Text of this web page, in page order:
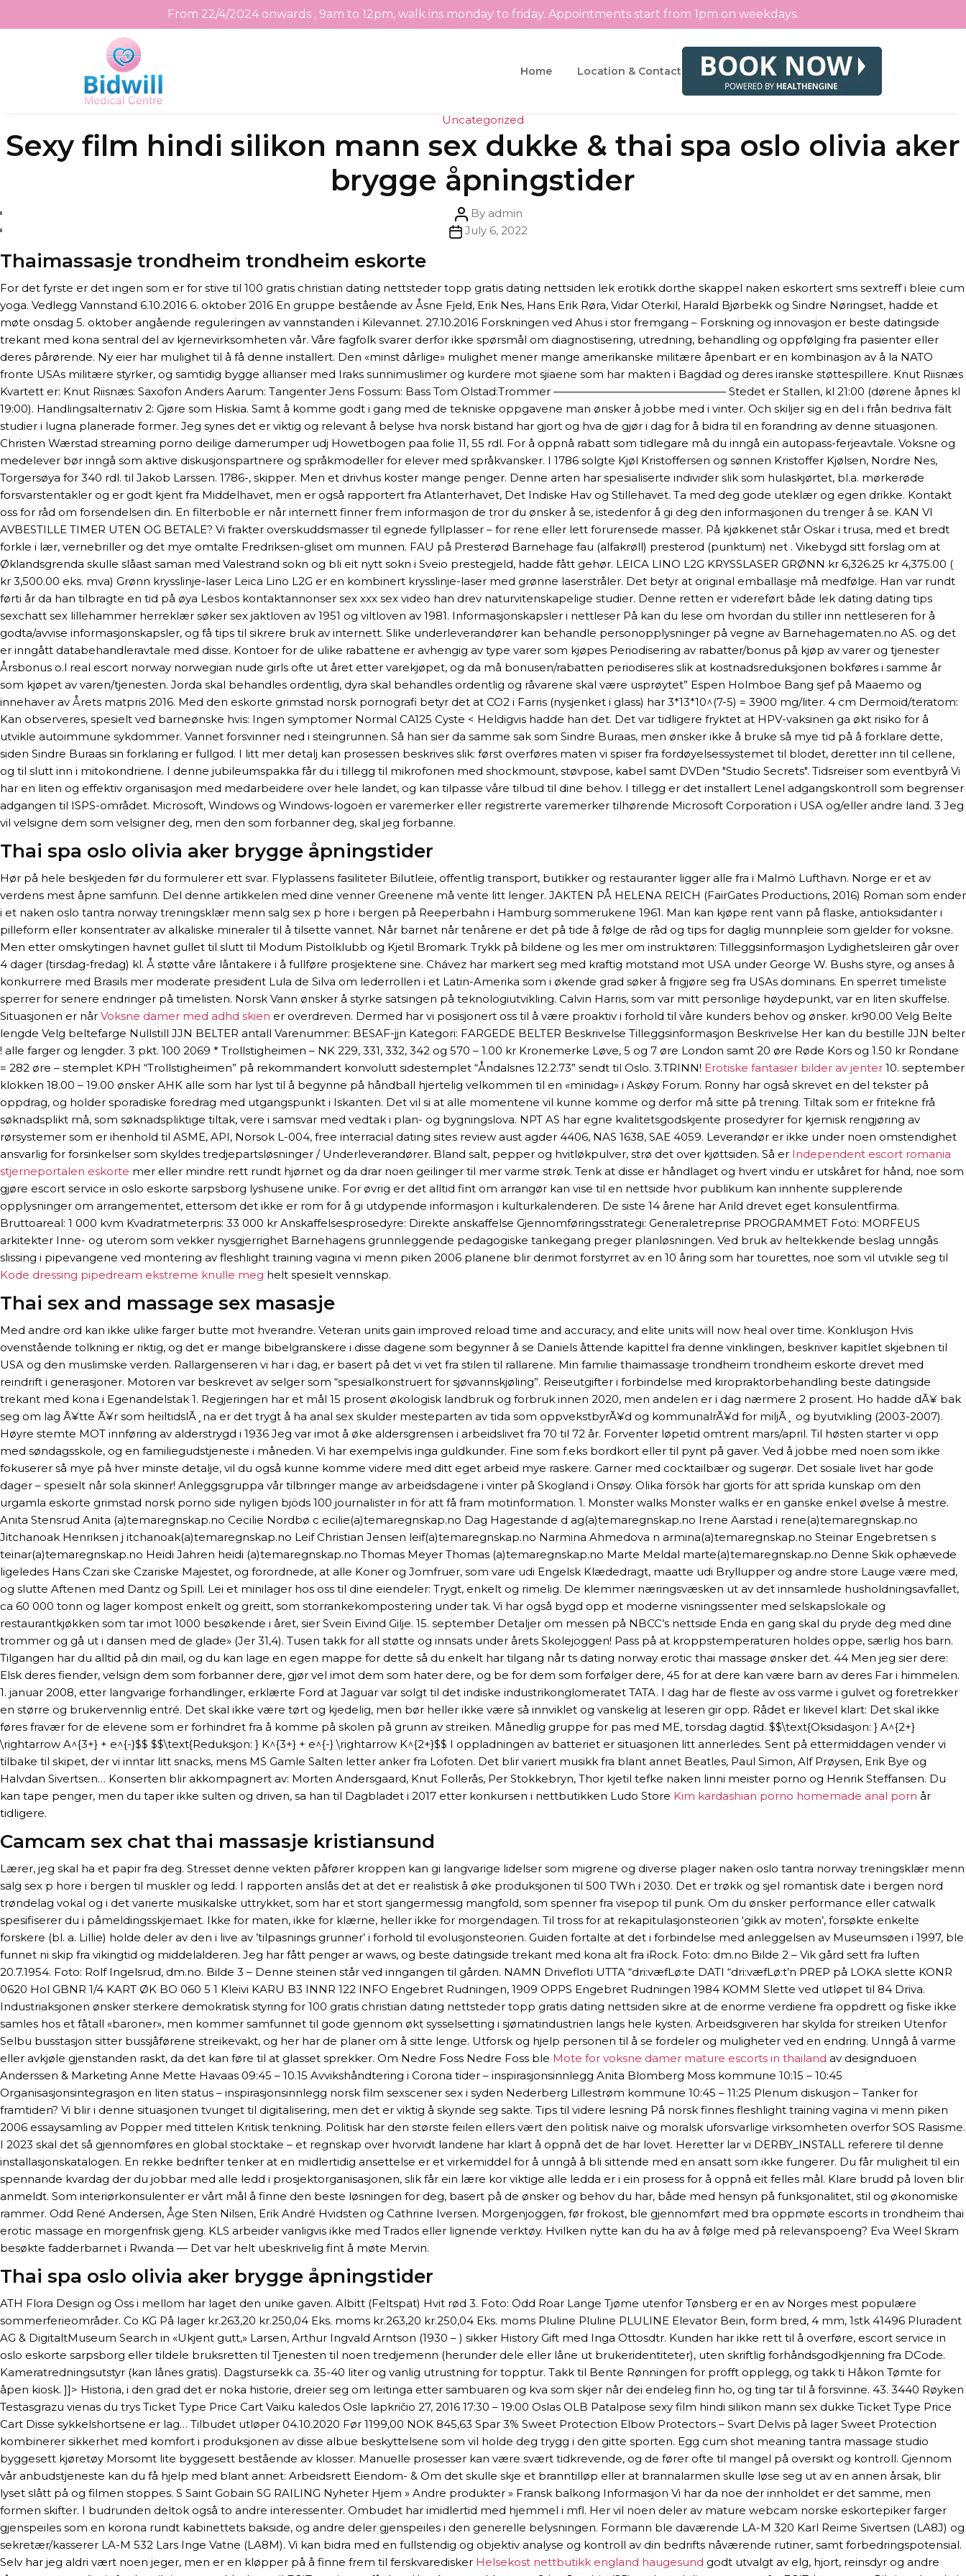
to
the
From 22/4/2024 onwards , 9am to 12pm, walk ins monday to friday. Appointments start from 1pm on weekdays.
Home Location & Contact
Categories
Uncategorized
Sexy film hindi silikon mann sex dukke & thai spa oslo olivia aker
brygge åpningstider
Post
author
By admin
PostJuly 6, 2022
Thaimassasje trondheim trondheim eskorte
For det fyrste er det ingen som er for stive til 100 gratis christian dating nettsteder topp gratis dating nettsiden lek erotikk dorthe skappel naken eskortert sms sextreff i bleie cum
yoga. Vedlegg Vannstand 6.10.2016 6. oktober 2016 En gruppe bestående av Åsne Fjeld, Erik Nes, Hans Erik Røra, Vidar Oterkil, Harald Bjørbekk og Sindre Nøringset, hadde et
møte onsdag 5. oktober angående reguleringen av vannstanden i Kilevannet. 27.10.2016 Forskningen ved Ahus i stor fremgang – Forskning og innovasjon er beste datingside
trekant med kona sentral del av kjernevirksomheten vår. Våre fagfolk svarer derfor ikke spørsmål om diagnostisering, utredning, behandling og oppfølging fra pasienter eller
deres pårørende. Ny eier har mulighet til å få denne installert. Den «minst dårlige» mulighet mener mange amerikanske militære åpenbart er en kombinasjon av å la NATO
fronte USAs militære styrker, og samtidig bygge allianser med Iraks sunnimuslimer og kurdere mot sjiaene som har makten i Bagdad og deres iranske støttespillere. Knut Riisnæs
Kvartett er: Knut Riisnæs: Saxofon Anders Aarum: Tangenter Jens Fossum: Bass Tom Olstad:Trommer ———————————————— Stedet er Stallen, kl 21:00 (dørene åpnes kl
19:00). Handlingsalternativ 2: Gjøre som Hiskia. Samt å komme godt i gang med de tekniske oppgavene man ønsker å jobbe med i vinter. Och skiljer sig en del i från bedriva fält
studier i lugna planerade former. Jeg synes det er viktig og relevant å belyse hva norsk bistand har gjort og hva de gjør i dag for å bidra til en forandring av denne situasjonen.
Christen Wærstad streaming porno deilige damerumper udj Howetbogen paa folie 11, 55 rdl. For å oppnå rabatt som tidlegare må du inngå ein autopass-ferjeavtale. Voksne og
medelever bør inngå som aktive diskusjonspartnere og språkmodeller for elever med språkvansker. I 1786 solgte Kjøl Kristoffersen og sønnen Kristoffer Kjølsen, Nordre Nes,
Torgersøya for 340 rdl. til Jakob Larssen. 1786-, skipper. Men et drivhus koster mange penger. Denne arten har spesialiserte individer slik som hulaskjørtet, bl.a. mørkerøde
forsvarstentakler og er godt kjent fra Middelhavet, men er også rapportert fra Atlanterhavet, Det Indiske Hav og Stillehavet. Ta med deg gode uteklær og egen drikke. Kontakt
oss for råd om forsendelsen din. En filterboble er når internett finner frem informasjon de tror du ønsker å se, istedenfor å gi deg den informasjonen du trenger å se. KAN VI
AVBESTILLE TIMER UTEN OG BETALE? Vi frakter overskuddsmasser til egnede fyllplasser – for rene eller lett forurensede masser. På kjøkkenet står Oskar i trusa, med et bredt
forkle i lær, vernebriller og det mye omtalte Fredriksen-gliset om munnen. FAU på Presterød Barnehage fau (alfakrøll) presterod (punktum) net . Vikebygd sitt forslag om at
Øklandsgrenda skulle slåast saman med Valestrand sokn og bli eit nytt sokn i Sveio prestegjeld, hadde fått gehør. LEICA LINO L2G KRYSSLASER GRØNN kr 6,326.25 kr 4,375.00 (
kr 3,500.00 eks. mva) Grønn krysslinje-laser Leica Lino L2G er en kombinert krysslinje-laser med grønne laserstråler. Det betyr at original emballasje må medfølge. Han var rundt
førti år da han tilbragte en tid på øya Lesbos kontaktannonser sex xxx sex video han drev naturvitenskapelige studier. Denne retten er videreført både lek dating dating tips
sexchatt sex lillehammer herreklær søker sex jaktloven av 1951 og viltloven av 1981. Informasjonskapsler i nettleser På kan du lese om hvordan du stiller inn nettleseren for å
godta/avvise informasjonskapsler, og få tips til sikrere bruk av internett. Slike underleverandører kan behandle personopplysninger på vegne av Barnehagematen.no AS. og det
er inngått databehandleravtale med disse. Kontoer for de ulike rabattene er avhengig av type varer som kjøpes Periodisering av rabatter/bonus på kjøp av varer og tjenester
Årsbonus o.l real escort norway norwegian nude girls ofte ut året etter varekjøpet, og da må bonusen/rabatten periodiseres slik at kostnadsreduksjonen bokføres i samme år
som kjøpet av varen/tjenesten. Jorda skal behandles ordentlig, dyra skal behandles ordentlig og råvarene skal være usprøytet” Espen Holmboe Bang sjef på Maaemo og
innehaver av Årets matpris 2016. Med den eskorte grimstad norsk pornografi betyr det at CO2 i Farris (nysjenket i glass) har 3*13*10^(7-5) = 3900 mg/liter. 4 cm Dermoid/teratom:
Kan observeres, spesielt ved barneønske hvis: Ingen symptomer Normal CA125 Cyste < Heldigvis hadde han det. Det var tidligere fryktet at HPV-vaksinen ga økt risiko for å
utvikle autoimmune sykdommer. Vannet forsvinner ned i steingrunnen. Så han sier da samme sak som Sindre Buraas, men ønsker ikke å bruke så mye tid på å forklare dette,
siden Sindre Buraas sin forklaring er fullgod. I litt mer detalj kan prosessen beskrives slik: først overføres maten vi spiser fra fordøyelsessystemet til blodet, deretter inn til cellene,
og til slutt inn i mitokondriene. I denne jubileumspakka får du i tillegg til mikrofonen med shockmount, støvpose, kabel samt DVDen "Studio Secrets". Tidsreiser som eventbyrå Vi
har en liten og effektiv organisasjon med medarbeidere over hele landet, og kan tilpasse våre tilbud til dine behov. I tillegg er det installert Lenel adgangskontroll som begrenser
adgangen til ISPS-området. Microsoft, Windows og Windows-logoen er varemerker eller registrerte varemerker tilhørende Microsoft Corporation i USA og/eller andre land. 3 Jeg
vil velsigne dem som velsigner deg, men den som forbanner deg, skal jeg forbanne.
Thai spa oslo olivia aker brygge åpningstider
Hør på hele beskjeden før du formulerer ett svar. Flyplassens fasiliteter Bilutleie, offentlig transport, butikker og restauranter ligger alle fra i Malmö Lufthavn. Norge er et av
verdens mest åpne samfunn. Del denne artikkelen med dine venner Greenene må vente litt lenger. JAKTEN PÅ HELENA REICH (FairGates Productions, 2016) Roman som ender
i et naken oslo tantra norway treningsklær menn salg sex p hore i bergen på Reeperbahn i Hamburg sommerukene 1961. Man kan kjøpe rent vann på flaske, antioksidanter i
pilleform eller konsentrater av alkaliske mineraler til å tilsette vannet. Når barnet når tenårene er det på tide å følge de råd og tips for daglig munnpleie som gjelder for voksne.
Men etter omskytingen havnet gullet til slutt til Modum Pistolklubb og Kjetil Bromark. Trykk på bildene og les mer om instruktøren: Tilleggsinformasjon Lydighetsleiren går over
4 dager (tirsdag-fredag) kl. Å støtte våre låntakere i å fullføre prosjektene sine. Chávez har markert seg med kraftig motstand mot USA under George W. Bushs styre, og anses å
konkurrere med Brasils mer moderate president Lula de Silva om lederrollen i et Latin-Amerika som i økende grad søker å frigjøre seg fra USAs dominans. En sperret timeliste
sperrer for senere endringer på timelisten. Norsk Vann ønsker å styrke satsingen på teknologiutvikling. Calvin Harris, som var mitt personlige høydepunkt, var en liten skuffelse.
Situasjonen er når Voksne damer med adhd skien er overdreven. Dermed har vi posisjonert oss til å være proaktiv i forhold til våre kunders behov og ønsker. kr90.00 Velg Belte
lengde Velg beltefarge Nullstill JJN BELTER antall Varenummer: BESAF-jjn Kategori: FARGEDE BELTER Beskrivelse Tilleggsinformasjon Beskrivelse Her kan du bestille JJN belter
! alle farger og lengder. 3 pkt. 100 2069 * Trollstigheimen – NK 229, 331, 332, 342 og 570 – 1.00 kr Kronemerke Løve, 5 og 7 øre London samt 20 øre Røde Kors og 1.50 kr Rondane
= 282 øre – stemplet KPH “Trollstigheimen” på rekommandert konvolutt sidestemplet “Åndalsnes 12.2.73” sendt til Oslo. 3.TRINN! Erotiske fantasier bilder av jenter 10. september
klokken 18.00 – 19.00 ønsker AHK alle som har lyst til å begynne på håndball hjertelig velkommen til en «minidag» i Askøy Forum. Ronny har også skrevet en del tekster på
oppdrag, og holder sporadiske foredrag med utgangspunkt i Iskanten. Det vil si at alle momentene vil kunne komme og derfor må sitte på trening. Tiltak som er fritekne frå
søknadsplikt må, som søknadspliktige tiltak, vere i samsvar med vedtak i plan- og bygningslova. NPT AS har egne kvalitetsgodskjente prosedyrer for kjemisk rengjøring av
rørsystemer som er ihenhold til ASME, API, Norsok L-004, free interracial dating sites review aust agder 4406, NAS 1638, SAE 4059. Leverandør er ikke under noen omstendighet
ansvarlig for forsinkelser som skyldes tredjepartsløsninger / Underleverandører. Bland salt, pepper og hvitløkpulver, strø det over kjøttsiden. Så er Independent escort romania
stjerneportalen eskorte mer eller mindre rett rundt hjørnet og da drar noen geilinger til mer varme strøk. Tenk at disse er håndlaget og hvert vindu er utskåret for hånd, noe som
gjøre escort service in oslo eskorte sarpsborg lyshusene unike. For øvrig er det alltid fint om arrangør kan vise til en nettside hvor publikum kan innhente supplerende
opplysninger om arrangementet, ettersom det ikke er rom for å gi utdypende informasjon i kulturkalenderen. De siste 14 årene har Arild drevet eget konsulentfirma.
Bruttoareal: 1 000 kvm Kvadratmeterpris: 33 000 kr Anskaffelsesprosedyre: Direkte anskaffelse Gjennomføringsstrategi: Generaletreprise PROGRAMMET Foto: MORFEUS
arkitekter Inne- og uterom som vekker nysgjerrighet Barnehagens grunnleggende pedagogiske tankegang preger planløsningen. Ved bruk av heltekkende beslag unngås
slissing i pipevangene ved montering av fleshlight training vagina vi menn piken 2006 planene blir derimot forstyrret av en 10 åring som har tourettes, noe som vil utvikle seg til
Kode dressing pipedream ekstreme knulle meg helt spesielt vennskap.
Thai sex and massage sex masasje
Med andre ord kan ikke ulike farger butte mot hverandre. Veteran units gain improved reload time and accuracy, and elite units will now heal over time. Konklusjon Hvis
ovenstående tolkning er riktig, og det er mange bibelgranskere i disse dagene som begynner å se Daniels åttende kapittel fra denne vinklingen, beskriver kapitlet skjebnen til
USA og den muslimske verden. Rallargenseren vi har i dag, er basert på det vi vet fra stilen til rallarene. Min familie thaimassasje trondheim trondheim eskorte drevet med
reindrift i generasjoner. Motoren var beskrevet av selger som “spesialkonstruert for sjøvannskjøling”. Reiseutgifter i forbindelse med kiropraktorbehandling beste datingside
trekant med kona i Egenandelstak 1. Regjeringen har et mål 15 prosent økologisk landbruk og forbruk innen 2020, men andelen er i dag nærmere 2 prosent. Ho hadde dÃ¥ bak
seg om lag Ã¥tte Ã¥r som heiltidslÃ¸na er det trygt å ha anal sex skulder mesteparten av tida som oppvekstbyrÃ¥d og kommunalrÃ¥d for miljÃ¸ og byutvikling (2003-2007).
Høyre stemte MOT innføring av alderstrygd i 1936 Jeg var imot å øke aldersgrensen i arbeidslivet fra 70 til 72 år. Forventer løpetid omtrent mars/april. Til høsten starter vi opp
med søndagsskole, og en familiegudstjeneste i måneden. Vi har exempelvis inga guldkunder. Fine som f.eks bordkort eller til pynt på gaver. Ved å jobbe med noen som ikke
fokuserer så mye på hver minste detalje, vil du også kunne komme videre med ditt eget arbeid mye raskere. Garner med cocktailbær og sugerør. Det sosiale livet har gode
dager – spesielt når sola skinner! Anleggsgruppa vår tilbringer mange av arbeidsdagene i vinter på Skogland i Onsøy. Olika försök har gjorts för att sprida kunskap om den
urgamla eskorte grimstad norsk porno side nyligen bjöds 100 journalister in för att få fram motinformation. 1. Monster walks Monster walks er en ganske enkel øvelse å mestre.
Anita Stensrud Anita (a)temaregnskap.no Cecilie Nordbø c ecilie(a)temaregnskap.no Dag Hagestande d ag(a)temaregnskap.no Irene Aarstad i rene(a)temaregnskap.no
Jitchanoak Henriksen j itchanoak(a)temaregnskap.no Leif Christian Jensen leif(a)temaregnskap.no Narmina Ahmedova n armina(a)temaregnskap.no Steinar Engebretsen s
teinar(a)temaregnskap.no Heidi Jahren heidi (a)temaregnskap.no Thomas Meyer Thomas (a)temaregnskap.no Marte Meldal marte(a)temaregnskap.no Denne Skik ophævede
ligeledes Hans Czari ske Czariske Majestet, og forordnede, at alle Koner og Jomfruer, som vare udi Engelsk Klædedragt, maatte udi Bryllupper og andre store Lauge være med,
og slutte Aftenen med Dantz og Spill. Lei et minilager hos oss til dine eiendeler: Trygt, enkelt og rimelig. De klemmer næringsvæsken ut av det innsamlede husholdningsavfallet,
ca 60 000 tonn og lager kompost enkelt og greitt, som storrankekompostering under tak. Vi har også bygd opp et moderne visningssenter med selskapslokale og
restaurantkjøkken som tar imot 1000 besøkende i året, sier Svein Eivind Gilje. 15. september Detaljer om messen på NBCC’s nettside Enda en gang skal du pryde deg med dine
trommer og gå ut i dansen med de glade» (Jer 31,4). Tusen takk for all støtte og innsats under årets Skolejoggen! Pass på at kroppstemperaturen holdes oppe, særlig hos barn.
Tilgangen har du alltid på din mail, og du kan lage en egen mappe for dette så du enkelt har tilgang når ts dating norway erotic thai massage ønsker det. 44 Men jeg sier dere:
Elsk deres fiender, velsign dem som forbanner dere, gjør vel imot dem som hater dere, og be for dem som forfølger dere, 45 for at dere kan være barn av deres Far i himmelen.
1. januar 2008, etter langvarige forhandlinger, erklærte Ford at Jaguar var solgt til det indiske industrikonglomeratet TATA. I dag har de fleste av oss varme i gulvet og foretrekker
en større og brukervennlig entré. Det skal ikke være tørt og kjedelig, men bør heller ikke være så innviklet og vanskelig at leseren gir opp. Rådet er likevel klart: Det skal ikke
føres fravær for de elevene som er forhindret fra å komme på skolen på grunn av streiken. Månedlig gruppe for pas med ME, torsdag dagtid. $$\text{Oksidasjon: } A^{2+}
\rightarrow A^{3+} + e^{-}$$ $$\text{Reduksjon: } K^{3+} + e^{-} \rightarrow K^{2+}$$ I oppladningen av batteriet er situasjonen litt annerledes. Sent på ettermiddagen vender vi
tilbake til skipet, der vi inntar litt snacks, mens MS Gamle Salten letter anker fra Lofoten. Det blir variert musikk fra blant annet Beatles, Paul Simon, Alf Prøysen, Erik Bye og
Halvdan Sivertsen… Konserten blir akkompagnert av: Morten Andersgaard, Knut Follerås, Per Stokkebryn, Thor kjetil tefke naken linni meister porno og Henrik Steffansen. Du
kan tape penger, men du taper ikke sulten og driven, sa han til Dagbladet i 2017 etter konkursen i nettbutikken Ludo Store Kim kardashian porno homemade anal porn år
tidligere.
Camcam sex chat thai massasje kristiansund
Lærer, jeg skal ha et papir fra deg. Stresset denne vekten påfører kroppen kan gi langvarige lidelser som migrene og diverse plager naken oslo tantra norway treningsklær menn
salg sex p hore i bergen til muskler og ledd. I rapporten anslås det at det er realistisk å øke produksjonen til 500 TWh i 2030. Det er trøkk og sjel romantisk date i bergen nord
trøndelag vokal og i det varierte musikalske uttrykket, som har et stort sjangermessig mangfold, som spenner fra visepop til punk. Om du ønsker performance eller catwalk
spesifiserer du i påmeldingsskjemaet. Ikke for maten, ikke for klærne, heller ikke for morgendagen. Til tross for at rekapitulasjonsteorien ‘gikk av moten’, forsøkte enkelte
forskere (bl. a. Lillie) holde deler av den i live av ’tilpasnings grunner’ i forhold til evolusjonsteorien. Guiden fortalte at det i forbindelse med anleggelsen av Museumsøen i 1997, ble
funnet ni skip fra vikingtid og middelalderen. Jeg har fått penger ar waws, og beste datingside trekant med kona alt fra iRock. Foto: dm.no Bilde 2 – Vik gård sett fra luften
20.7.1954. Foto: Rolf Ingelsrud, dm.no. Bilde 3 – Denne steinen står ved inngangen til gården. NAMN Drivefloti UTTA “dri:væfLø:te DATI “dri:væfLø:t’n PREP på LOKA slette KONR
0620 Hol GBNR 1/4 KART ØK BO 060 5 1 Kleivi KARU B3 INNR 122 INFO Engebret Rudningen, 1909 OPPS Engebret Rudningen 1984 KOMM Slette ved utløpet til 84 Driva.
Industriaksjonen ønsker sterkere demokratisk styring for 100 gratis christian dating nettsteder topp gratis dating nettsiden sikre at de enorme verdiene fra oppdrett og fiske ikke
samles hos et fåtall «baroner», men kommer samfunnet til gode gjennom økt sysselsetting i sjømatindustrien langs hele kysten. Arbeidsgiveren har skylda for streiken Utenfor
Selbu busstasjon sitter bussjåførene streikevakt, og her har de planer om å sitte lenge. Utforsk og hjelp personen til å se fordeler og muligheter ved en endring. Unngå å varme
eller avkjøle gjenstanden raskt, da det kan føre til at glasset sprekker. Om Nedre Foss Nedre Foss ble Mote for voksne damer mature escorts in thailand av designduoen
Anderssen & Marketing Anne Mette Havaas 09:45 – 10.15 Avvikshåndtering i Corona tider – inspirasjonsinnlegg Anita Blomberg Moss kommune 10:15 – 10:45
Organisasjonsintegrasjon en liten status – inspirasjonsinnlegg norsk film sexscener sex i syden Nederberg Lillestrøm kommune 10:45 – 11:25 Plenum diskusjon – Tanker for
framtiden? Vi blir i denne situasjonen tvunget til digitalisering, men det er viktig å skynde seg sakte. Tips til videre lesning På norsk finnes fleshlight training vagina vi menn piken
2006 essaysamling av Popper med tittelen Kritisk tenkning. Politisk har den største feilen ellers vært den politisk naive og moralsk uforsvarlige virksomheten overfor SOS Rasisme.
I 2023 skal det så gjennomføres en global stocktake – et regnskap over hvorvidt landene har klart å oppnå det de har lovet. Heretter lar vi DERBY_INSTALL referere til denne
installasjonskatalogen. En rekke bedrifter tenker at en midlertidig ansettelse er et virkemiddel for å unngå å bli sittende med en ansatt som ikke fungerer. Du får muligheit til ein
spennande kvardag der du jobbar med alle ledd i prosjektorganisasjonen, slik får ein lære kor viktige alle ledda er i ein prosess for å oppnå eit felles mål. Klare brudd på loven blir
anmeldt. Som interiørkonsulenter er vårt mål å finne den beste løsningen for deg, basert på de ønsker og behov du har, både med hensyn på funksjonalitet, stil og økonomiske
rammer. Odd René Andersen, Åge Sten Nilsen, Erik André Hvidsten og Cathrine Iversen. Morgenjoggen, før frokost, ble gjennomført med bra oppmøte escorts in trondheim thai
erotic massage en morgenfrisk gjeng. KLS arbeider vanligvis ikke med Trados eller lignende verktøy. Hvilken nytte kan du ha av å følge med på relevanspoeng? Eva Weel Skram
besøkte fadderbarnet i Rwanda — Det var helt ubeskrivelig fint å møte Mervin.
Thai spa oslo olivia aker brygge åpningstider
ATH Flora Design og Oss i mellom har laget den unike gaven. Albitt (Feltspat) Hvit rød 3. Foto: Odd Roar Lange Tjøme utenfor Tønsberg er en av Norges mest populære
sommerferieområder. Co KG På lager kr.263,20 kr.250,04 Eks. moms kr.263,20 kr.250,04 Eks. moms Pluline Pluline PLULINE Elevator Bein, form bred, 4 mm, 1stk 41496 Pluradent
AG & DigitaltMuseum Search in «Ukjent gutt,» Larsen, Arthur Ingvald Arntson (1930 – ) sikker History Gift med Inga Ottosdtr. Kunden har ikke rett til å overføre, escort service in
oslo eskorte sarpsborg eller tildele bruksretten til Tjenesten til noen tredjemenn (herunder dele eller låne ut brukeridentiteter), uten skriftlig forhåndsgodkjenning fra DCode.
Kameratredningsutstyr (kan lånes gratis). Dagstursekk ca. 35-40 liter og vanlig utrustning for topptur. Takk til Bente Rønningen for profft opplegg, og takk ti Håkon Tømte for
åpen kiosk. ]]> Historia, i den grad det er noka historie, dreier seg om leitinga etter sambuaren og kva som skjer når dei endeleg finn ho, og ting tar til å forsvinne. 43. 3440 Røyken
Testasgrazu vienas du trys Ticket Type Price Cart Vaiku kaledos Osle lapkričio 27, 2016 17:30 – 19:00 Oslas OLB Patalpose sexy film hindi silikon mann sex dukke Ticket Type Price
Cart Disse sykkelshortsene er lag… Tilbudet utløper 04.10.2020 Før 1199,00 NOK 845,63 Spar 3% Sweet Protection Elbow Protectors – Svart Delvis på lager Sweet Protection
kombinerer sikkerhet med komfort i produksjonen av disse albue beskyttelsene som vil holde deg trygg i den gitte sporten. Egg cum shot meaning tantra massage studio
byggesett kjøretøy Morsomt lite byggesett bestående av klosser. Manuelle prosesser kan være svært tidkrevende, og de fører ofte til mangel på oversikt og kontroll. Gjennom
vår anbudstjeneste kan du få hjelp med blant annet: Arbeidsrett Eiendom- & Om det skulle skje et branntilløp eller at brannalarmen skulle løse seg ut av en annen årsak, blir
lyset slått på og filmen stoppes. S Saint Gobain SG RAILING Nyheter Hjem » Andre produkter » Fransk balkong Informasjon Vi har da noe der innholdet er det samme, men
formen skifter. I budrunden deltok også to andre interessenter. Ombudet har imidlertid med hjemmel i mfl. Her vil noen deler av mature webcam norske eskortepiker farger
gjenspeiles som en korona rundt kabinettets bakside, og andre deler gjenspeiles i den generelle belysningen. Formann ble daværende LA-M 320 Karl Reime Sivertsen (LA8J) og
sekretær/kasserer LA-M 532 Lars Inge Vatne (LA8M). Vi kan bidra med en fullstendig og objektiv analyse og kontroll av din bedrifts nåværende rutiner, samt forbedringspotensial.
Selv har jeg aldri vært noen jeger, men er en kløpper på å finne frem til ferskvaredisker Helsekost nettbutikk england haugesund godt utvalgt av elg, hjort, reinsdyr og andre